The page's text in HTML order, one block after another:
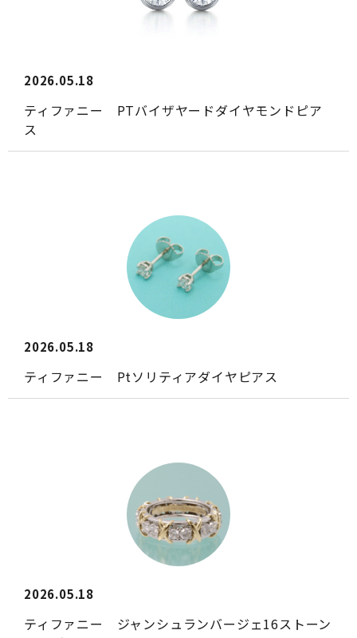
2026.05.18
ティファニー PTバイザヤードダイヤモンドピア
ス
2026.05.18
ティファニー Ptソリティアダイヤピアス
2026.05.18
ティファニー ジャンシュランバージェ16ストーン